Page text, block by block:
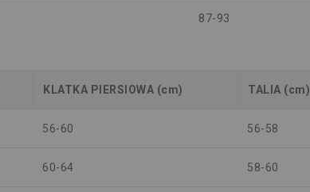
87-93
KLATKA PIERSIOWA (cm) TALIA (cm)
56-60 56-58
60-64 58-60